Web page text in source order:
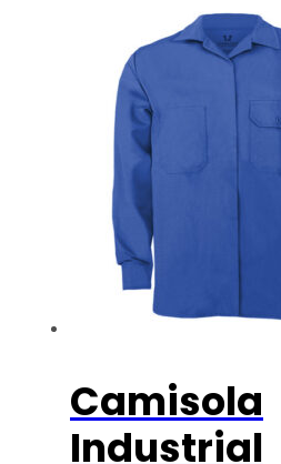
Camisola
Industrial